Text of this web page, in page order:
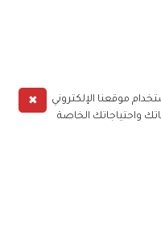
✖
موقعنا الإلكتروني
واحتياجاتك الخاصة